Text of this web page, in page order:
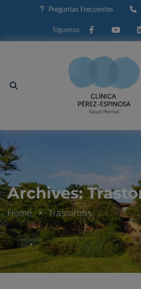
Preguntas Frecuentes
Facebook
Archives:
Home Trastornos